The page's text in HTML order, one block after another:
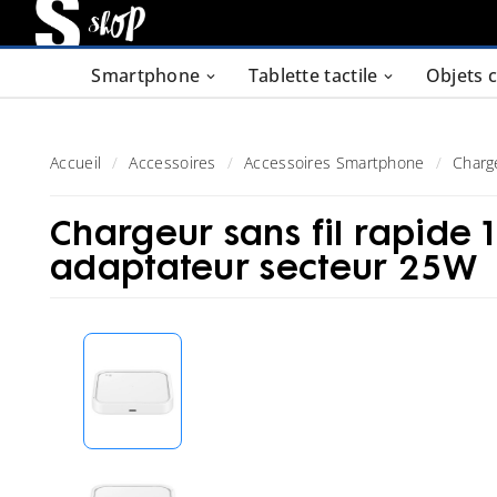
Smartphone Tablette tactile Objets
Accueil Accessoires Accessoires Smartphone
Chargeur sans fil rapide
adaptateur secteur 25W